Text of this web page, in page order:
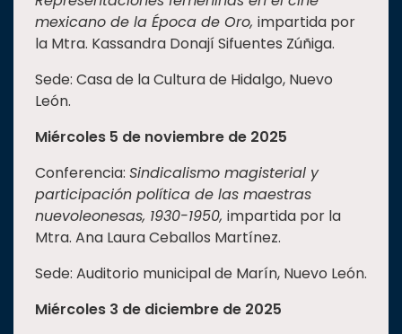
mexicano de la Época de Oro, impartida por
la Mtra. Kassandra Donají Sifuentes Zúñiga.
Sede: Casa de la Cultura de Hidalgo, Nuevo
León.
Miércoles 5 de noviembre de 2025
Conferencia: Sindicalismo magisterial y
participación política de las maestras
nuevoleonesas, 1930-1950, impartida por la
Mtra. Ana Laura Ceballos Martínez.
Sede: Auditorio municipal de Marín, Nuevo León.
Miércoles 3 de diciembre de 2025